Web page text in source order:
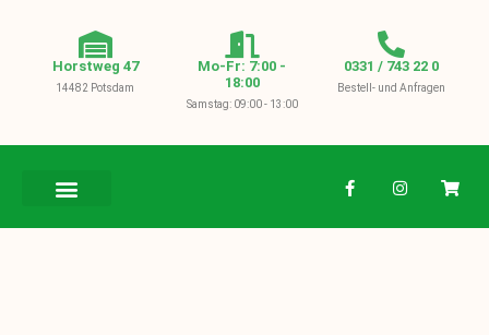
Horstweg 47
14482 Potsdam
Mo-Fr: 7:00 -
18:00
Samstag: 09:00 - 13:00
0331 / 743 22 0
Bestell- und Anfragen